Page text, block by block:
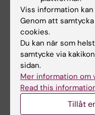
Kartasalo K
PREPRINT:MEDRXIV.
Retrospective
Intelligence
Assessment of
ProMort Cohort:
Ji X; Zelic R;
M; Giunchi F;
K; Liu LX;
Akre O; Kartasalo K
ARXIV.
Viss information
Genom att
cookies.
Du kan när som
samtycke via
sidan.
Mer information om
Read this
Tillåt